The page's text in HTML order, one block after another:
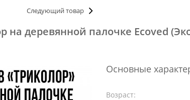
Следующий товар
на деревянной палочке Ecoved
Основные
Возраст: